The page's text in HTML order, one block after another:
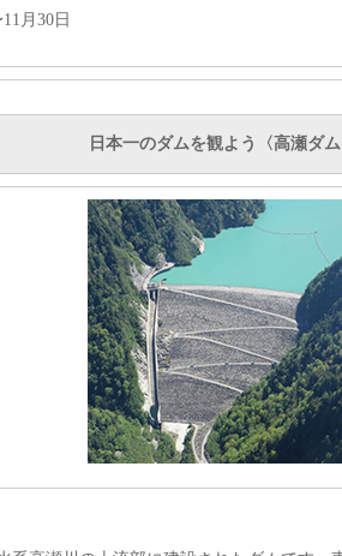
月30日
日本一のダムを観よう〈高瀬ダ